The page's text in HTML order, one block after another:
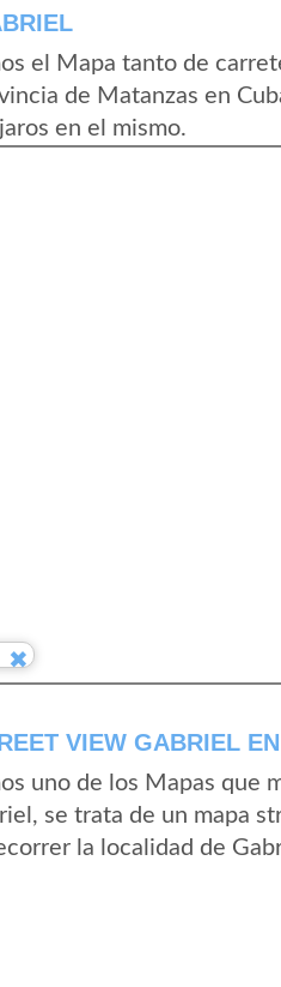
el Mapa tanto de
de Matanzas en
en el mismo.
VIEW GABRIEL
uno de los Mapas que
se trata de un mapa
la localidad de